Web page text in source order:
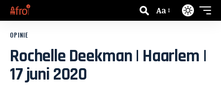
Aa
OPINIE
Rochelle Deekman | Haarlem |
17 juni 2020